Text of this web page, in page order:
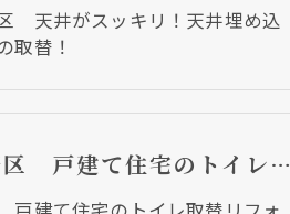
天井がスッキリ！天井埋め込
取替！
大阪市生野区 戸建て住宅のトイレ取替リフォーム工事